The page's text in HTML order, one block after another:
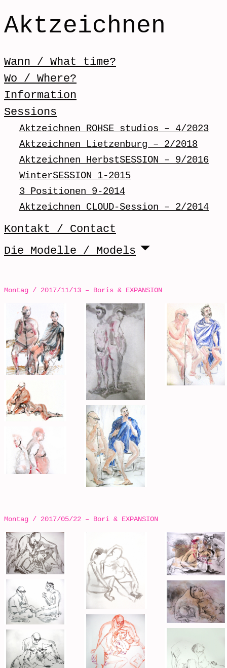
Aktzeichnen
Menü / Menu
Skip to content
Wann / What time?
Wo / Where?
Information
Sessions
Aktzeichnen ROHSE studios – 4/2023
Aktzeichnen Lietzenburg – 2/2018
Aktzeichnen HerbstSESSION – 9/2016
WinterSESSION 1-2015
3 Positionen 9-2014
Aktzeichnen CLOUD-Session – 2/2014
Kontakt / Contact
Die Modelle / Models
Montag / 2017/11/13 – Boris & EXPANSION
Montag / 2017/05/22 – Bori & EXPANSION